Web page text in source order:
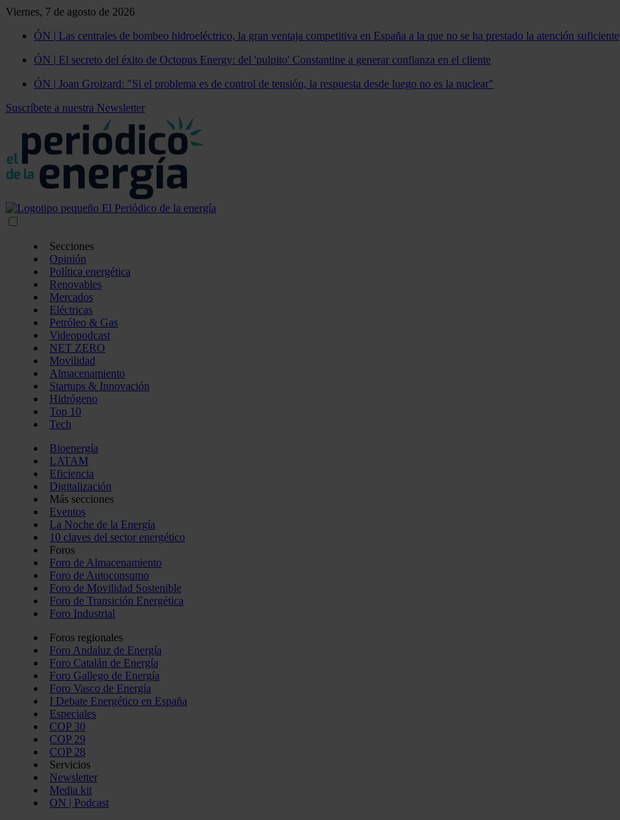
Viernes, 7 de agosto de 2026
ÓN | Las centrales de bombeo hidroeléctrico, la gran ventaja competitiva en España a la que no se ha prestado la atención suficiente
ÓN | El secreto del éxito de Octopus Energy: del 'pulpito' Constantine a generar confianza en el cliente
ÓN | Joan Groizard: "Si el problema es de control de tensión, la respuesta desde luego no es la nuclear"
Suscríbete a nuestra Newsletter
Secciones
Opinión
Política energética
Renovables
Mercados
Eléctricas
Petróleo & Gas
Videopodcast
NET ZERO
Movilidad
Almacenamiento
Startups & Innovación
Hidrógeno
Top 10
Tech
Bioenergía
LATAM
Eficiencia
Digitalización
Más secciones
Eventos
La Noche de la Energía
10 claves del sector energético
Foros
Foro de Almacenamiento
Foro de Autoconsumo
Foro de Movilidad Sostenible
Foro de Transición Energética
Foro Industrial
Foros regionales
Foro Andaluz de Energía
Foro Catalán de Energía
Foro Gallego de Energía
Foro Vasco de Energía
I Debate Energético en España
Especiales
COP 30
COP 29
COP 28
Servicios
Newsletter
Media kit
ON | Podcast